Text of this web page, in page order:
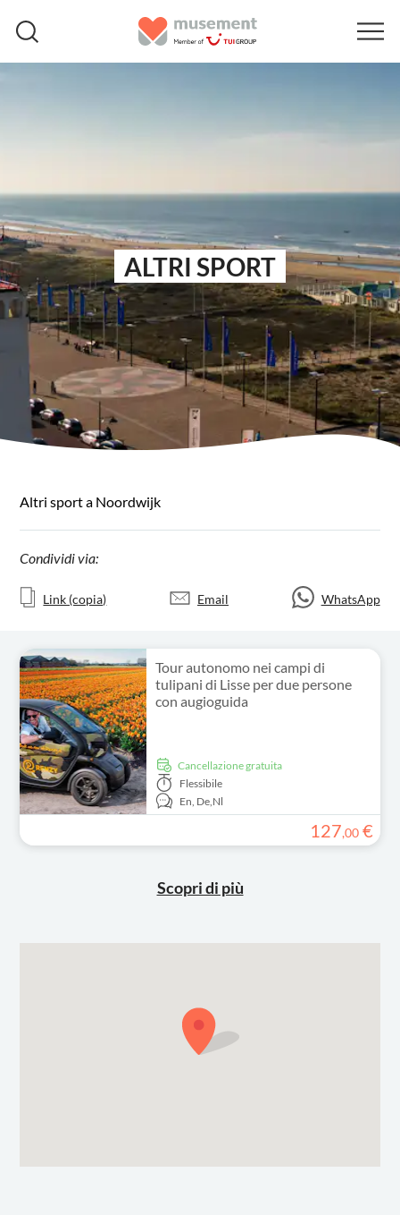
ALTRI SPORT
Altri sport a Noordwijk
Condividi via:
Link (copia) Email WhatsApp
Tour autonomo nei campi di
tulipani di Lisse per due persone
con augioguida
Cancellazione gratuita
Flessibile
En, De,Nl
127,00 €
Scopri di più